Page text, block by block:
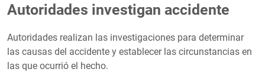
Autoridades investigan accidente
Autoridades realizan las investigaciones para determinar
las causas del accidente y establecer las circunstancias en
las que ocurrió el hecho.